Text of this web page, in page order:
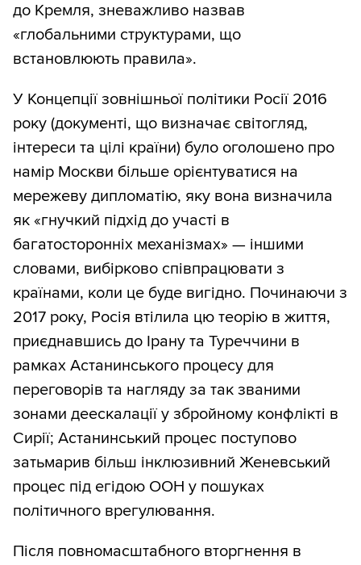
до Кремля, зневажливо назвав
«глобальними структурами, що
встановлюють правила».
У Концепції зовнішньої політики Росії 2016
року (документі, що визначає світогляд,
інтереси та цілі країни) було оголошено про
намір Москви більше орієнтуватися на
мережеву дипломатію, яку вона визначила
як «гнучкий підхід до участі в
багатосторонніх механізмах» — іншими
словами, вибірково співпрацювати з
країнами, коли це буде вигідно. Починаючи з
2017 року, Росія втілила цю теорію в життя,
приєднавшись до Ірану та Туреччини в
рамках Астанинського процесу для
переговорів та нагляду за так званими
зонами деескалації у збройному конфлікті в
Сирії; Астанинський процес поступово
затьмарив більш інклюзивний Женевський
процес під егідою ООН у пошуках
політичного врегулювання.
Після повномасштабного вторгнення в